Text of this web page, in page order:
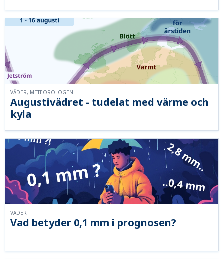
Augustivädret - tudelat med värme och
kyla
VÄDER, METEOROLOGEN
Vad betyder 0,1 mm i prognosen?
VÄDER